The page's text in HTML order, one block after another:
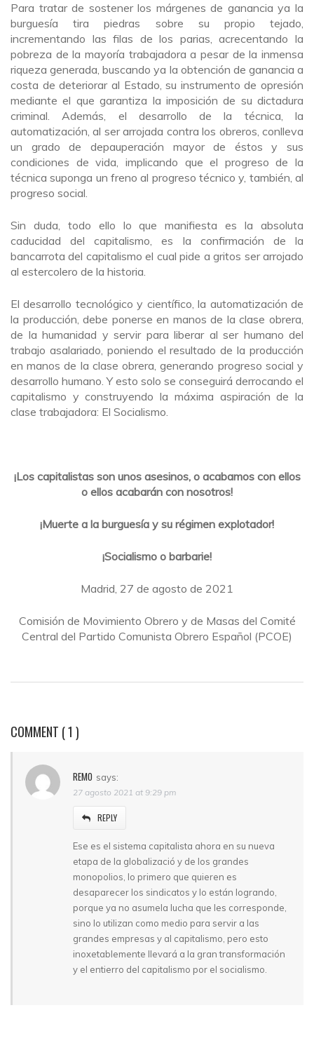
Para tratar de sostener los márgenes de ganancia ya la
burguesía tira piedras sobre su propio tejado,
incrementando las filas de los parias, acrecentando la
pobreza de la mayoría trabajadora a pesar de la inmensa
riqueza generada, buscando ya la obtención de ganancia a
costa de deteriorar al Estado, su instrumento de opresión
mediante el que garantiza la imposición de su dictadura
criminal. Además, el desarrollo de la técnica, la
automatización, al ser arrojada contra los obreros, conlleva
un grado de depauperación mayor de éstos y sus
condiciones de vida, implicando que el progreso de la
técnica suponga un freno al progreso técnico y, también, al
progreso social.
Sin duda, todo ello lo que manifiesta es la absoluta
caducidad del capitalismo, es la confirmación de la
bancarrota del capitalismo el cual pide a gritos ser arrojado
al estercolero de la historia.
El desarrollo tecnológico y científico, la automatización de
la producción, debe ponerse en manos de la clase obrera,
de la humanidad y servir para liberar al ser humano del
trabajo asalariado, poniendo el resultado de la producción
en manos de la clase obrera, generando progreso social y
desarrollo humano. Y esto solo se conseguirá derrocando el
capitalismo y construyendo la máxima aspiración de la
clase trabajadora: El Socialismo.
¡Los capitalistas son unos asesinos, o acabamos con ellos
o ellos acabarán con nosotros!
¡Muerte a la burguesía y su régimen explotador!
¡Socialismo o barbarie!
Madrid, 27 de agosto de 2021
Comisión de Movimiento Obrero y de Masas del Comité
Central del Partido Comunista Obrero Español (PCOE)
COMMENT ( 1 )
REMO says:
27 agosto 2021 at 9:29 pm
REPLY
Ese es el sistema capitalista ahora en su nueva
etapa de la globalizació y de los grandes
monopolios, lo primero que quieren es
desaparecer los sindicatos y lo están logrando,
porque ya no asumela lucha que les corresponde,
sino lo utilizan como medio para servir a las
grandes empresas y al capitalismo, pero esto
inoxetablemente llevará a la gran transformación
y el entierro del capitalismo por el socialismo.